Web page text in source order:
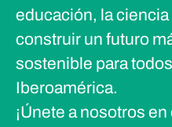
educación, la ciencia
construir un futuro
sostenible para
Iberoamérica.
¡Únete a nosotros